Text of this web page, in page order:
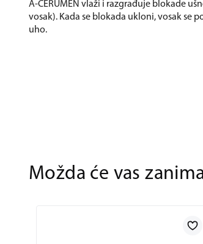
A-CERUMEN vlaži i razgrađuje blokade
vosak). Kada se blokada ukloni, vosak se
uho.
Možda će vas